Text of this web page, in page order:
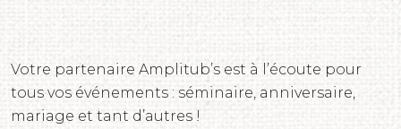
Votre partenaire Amplitub’s est à l’écoute pour
tous vos événements : séminaire, anniversaire,
mariage et tant d’autres !